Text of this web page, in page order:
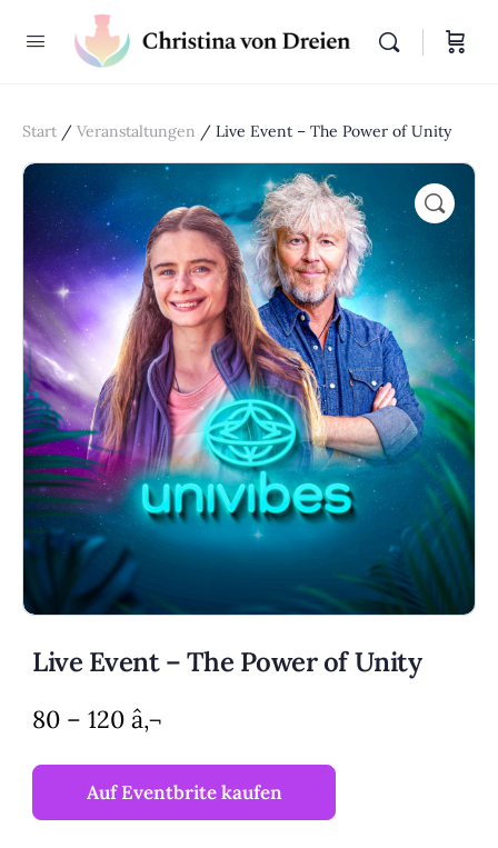
Start / Veranstaltungen / Live Event – The Power of Unity
🔍
Live Event – The Power of Unity
80 – 120 â‚¬
Auf Eventbrite kaufen